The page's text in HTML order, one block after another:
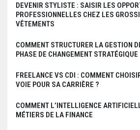
DEVENIR STYLISTE : SAISIR LES
PROFESSIONNELLES CHEZ LES
VÊTEMENTS
COMMENT STRUCTURER LA GESTION
PHASE DE CHANGEMENT STRATÉGIQUE
FREELANCE VS CDI : COMMENT
VOIE POUR SA CARRIÈRE ?
COMMENT L’INTELLIGENCE
MÉTIERS DE LA FINANCE